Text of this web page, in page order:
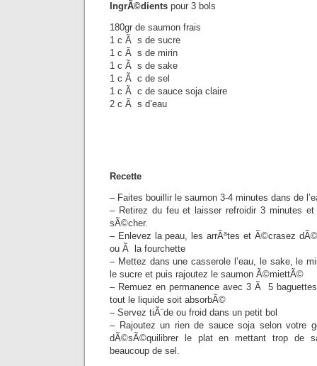
IngrÃ©dients pour 3 bols
180gr de saumon frais
1 c Ã s de sucre
1 c Ã s de mirin
1 c Ã s de sake
1 c Ã c de sel
1 c Ã c de sauce soja claire
2 c Ã s d’eau
Recette
– Faites bouillir le saumon 3-4 minutes dans de
– Retirez du feu et laisser refroidir 3 minutes
sÃ©cher.
– Enlevez la peau, les arrÃªtes et Ã©crasez
ou Ã la fourchette
– Mettez dans une casserole l’eau, le sake, le
le sucre et puis rajoutez le saumon Ã©miettÃ©
– Remuez en permanence avec 3 Ã 5
tout le liquide soit absorbÃ©
– Servez tiÃ¨de ou froid dans un petit bol
– Rajoutez un rien de sauce soja selon votre
dÃ©sÃ©quilibrer le plat en mettant trop de
beaucoup de sel.